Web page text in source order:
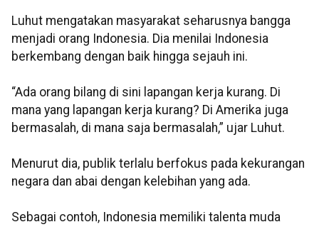
Luhut mengatakan masyarakat seharusnya bangga
menjadi orang Indonesia. Dia menilai Indonesia
berkembang dengan baik hingga sejauh ini.
“Ada orang bilang di sini lapangan kerja kurang. Di
mana yang lapangan kerja kurang? Di Amerika juga
bermasalah, di mana saja bermasalah,” ujar Luhut.
Menurut dia, publik terlalu berfokus pada kekurangan
negara dan abai dengan kelebihan yang ada.
Sebagai contoh, Indonesia memiliki talenta muda